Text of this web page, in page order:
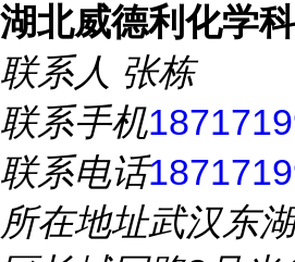
湖北威德利化学
联系人 张栋
联系手机
联系电话
所在地址武汉东